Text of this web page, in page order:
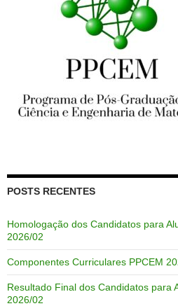
POSTS RECENTES
Homologação dos Candidatos para
2026/02
Componentes Curriculares PPCEM
Resultado Final dos Candidatos para
2026/02